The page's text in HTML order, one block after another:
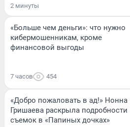
2 минуты
«Больше чем деньги»: что нужно
кибермошенникам, кроме
финансовой выгоды
7 часов 454
«Добро пожаловать в ад!» Нонна
Гришаева раскрыла подробности
съемок в «Папиных дочках»